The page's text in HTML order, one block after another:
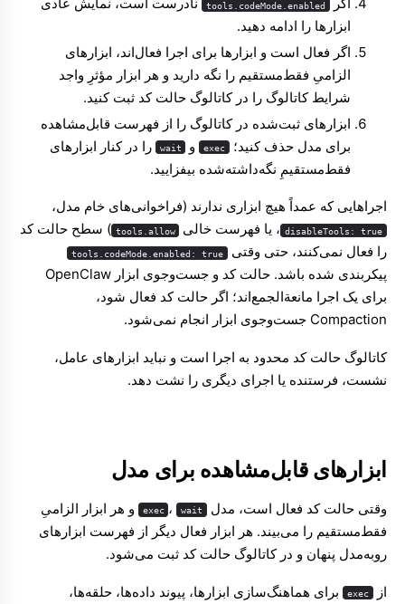
اگر
tools.codeMode.enabled نادرست است، نمایش عادی
ابزارها را ادامه دهید.
اگر فعال است و ابزارها برای اجرا فعال‌اند، ابزارهای
الزامیِ فقط‌مستقیم را نگه دارید و هر ابزار مؤثرِ واجد
شرایط کاتالوگ را در کاتالوگ حالت کد ثبت کنید.
ابزارهای ثبت‌شده در کاتالوگ را از فهرست قابل‌مشاهده
برای مدل حذف کنید؛
exec و wait
را در کنار ابزارهای
فقط‌مستقیمِ نگه‌داشته‌شده بیفزایید.
اجراهایی که عمداً هیچ ابزاری ندارند (فراخوانی‌های خام مدل،
disableTools: true ، یا فهرست خالی tools.allow ) سطح حالت کد
را فعال نمی‌کنند، حتی وقتی
tools.codeMode.enabled: true
پیکربندی شده باشد. حالت کد و جست‌وجوی ابزار OpenClaw
برای یک اجرا مانعةالجمع‌اند؛ اگر حالت کد فعال شود،
Compaction جست‌وجوی ابزار انجام نمی‌شود.
کاتالوگ حالت کد محدود به اجرا است و نباید ابزارهای عامل،
نشست، فرستنده یا اجرای دیگری را نشت دهد.
ابزارهای قابل‌مشاهده برای مدل
وقتی حالت کد فعال است، مدل exec ، wait
و هر ابزار الزامیِ
فقط‌مستقیم را می‌بیند. هر ابزار فعال دیگر از فهرست ابزارهای
روبه‌مدل پنهان و در کاتالوگ حالت کد ثبت می‌شود.
از exec برای هماهنگ‌سازی ابزارها، پیوند داده‌ها، حلقه‌ها،